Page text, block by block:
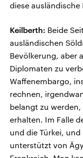
diese ausländische
Keilberth: Beide
ausländischen
Bevölkerung, aber
Diplomaten zu
Waffenembargo,
rechnen,
belangt zu werden,
erhalten. Im Falle
und die Türkei,
unterstützt von